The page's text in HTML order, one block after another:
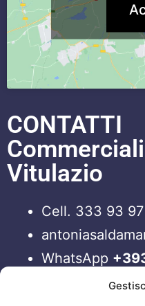
CONTATTI
Vitulazio
Cell. 333 93
WhatsApp